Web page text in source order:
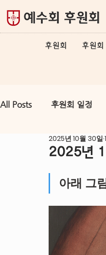
후원회 후원
All Posts 후원회 일정
2025년
2025년 10월 30일
아래 그